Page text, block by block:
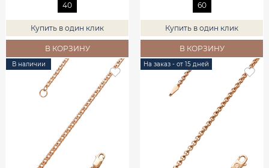
40
Купить в один клик
В КОРЗИНУ
60
Купить в один клик
В КОРЗИНУ
В наличии На заказ - от 15 дней